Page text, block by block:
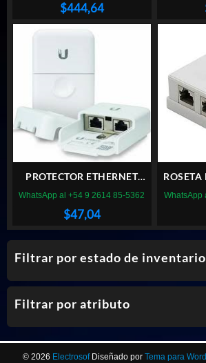
Filtrar por estado de inventario
Filtrar por atributo
$444,64
PROTECTOR ETHERNET
UBIQUITI ETH-SP-GEN2
$47,04
WhatsApp al +54 9 2614 85-5362
ROSETA
WhatsApp
© 2026 Electrosof Diseñado por Tema para